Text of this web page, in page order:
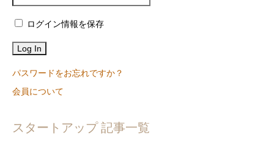
ログイン情報を保存
パスワードをお忘れですか？
会員について
スタートアップ 記事一覧